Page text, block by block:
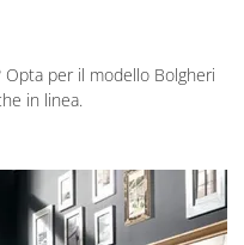
Opta per il modello Bolgheri
in linea.